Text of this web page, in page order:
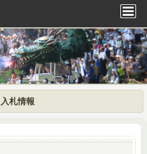
入札情報